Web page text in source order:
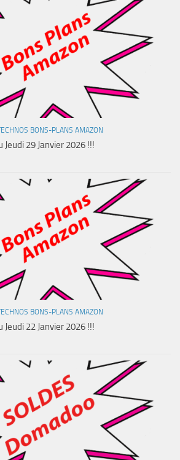
BONS-PLANS AMAZON
29 Janvier 2026 !!!
BONS-PLANS AMAZON
22 Janvier 2026 !!!